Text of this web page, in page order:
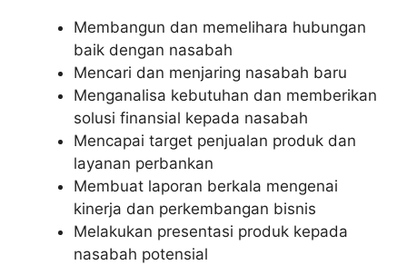
Membangun dan memelihara hubungan
baik dengan nasabah
Mencari dan menjaring nasabah baru
Menganalisa kebutuhan dan memberikan
solusi finansial kepada nasabah
Mencapai target penjualan produk dan
layanan perbankan
Membuat laporan berkala mengenai
kinerja dan perkembangan bisnis
Melakukan presentasi produk kepada
nasabah potensial